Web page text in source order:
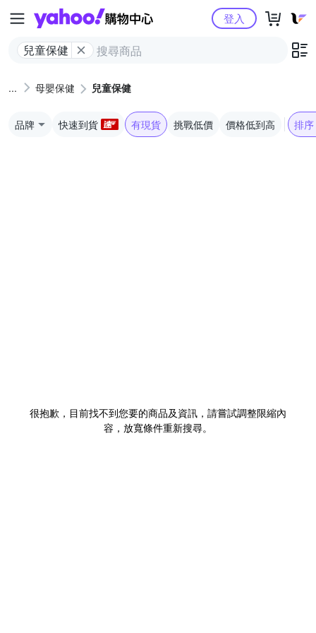
Yahoo購物中心
兒童保健
登入
母嬰保健 兒童保健
品牌 快速到貨 有現貨 挑戰低價 價格低到高 排序
很抱歉，目前找不到您要的商品及資訊，請嘗試調整限縮內
容，放寬條件重新搜尋。